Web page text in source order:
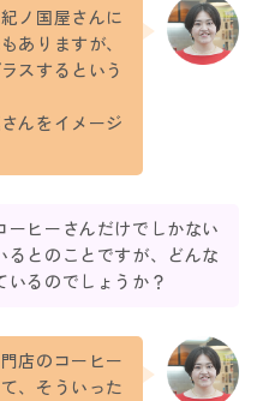
ノ国屋さんに
ありますが、
スするという
んをイメージ
ーヒーさんだけでしかない
るとのことですが、どんな
いるのでしょうか？
店のコーヒー
、そういった